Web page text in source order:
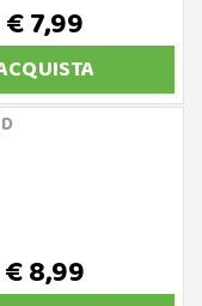
€ 7,99
€ 8,99